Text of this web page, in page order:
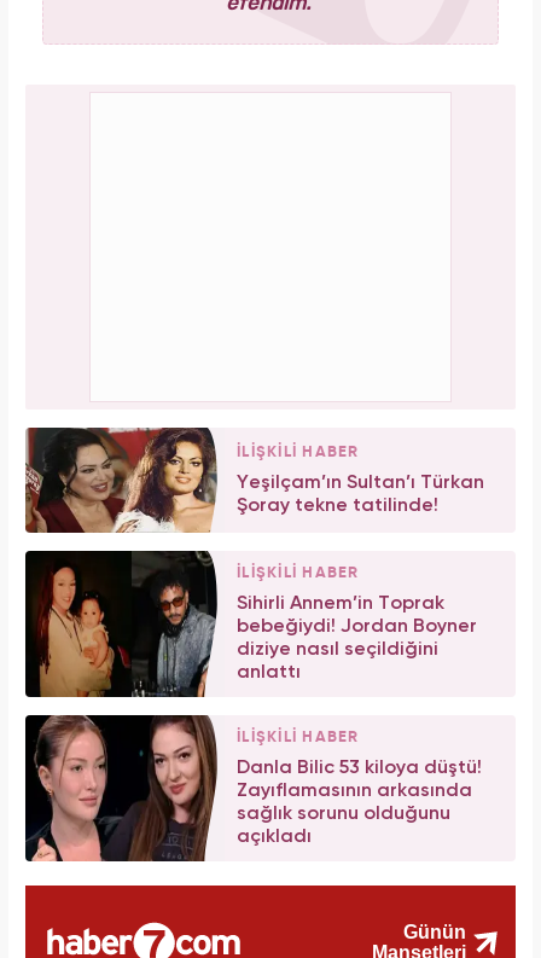
İLİŞKİLİ HABER
Yeşilçam’ın Sultan’ı Türkan
Şoray tekne tatilinde!
İLİŞKİLİ HABER
Sihirli Annem’in Toprak
bebeğiydi! Jordan Boyner
diziye nasıl seçildiğini
anlattı
İLİŞKİLİ HABER
Danla Bilic 53 kiloya düştü!
Zayıflamasının arkasında
sağlık sorunu olduğunu
açıkladı